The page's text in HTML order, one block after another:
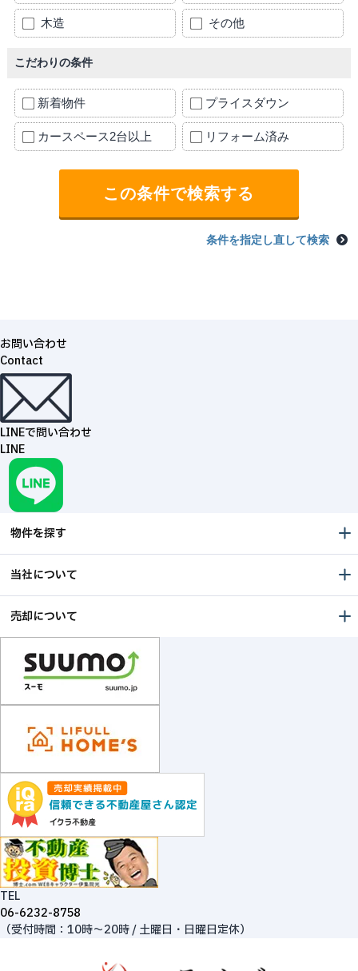
木造 その他
こだわりの条件
新着物件 プライスダウン
カースペース2台以上 リフォーム済み
条件を指定し直して検索
お問い合わせ
Contact
LINEで問い合わせ
LINE
物件を探す
当社について
売却について
TEL
06-6232-8758
（受付時間：10時～20時 / 土曜日・日曜日定休）